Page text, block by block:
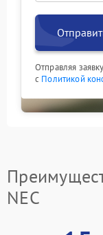
Отправляя
с Политикой
NEC